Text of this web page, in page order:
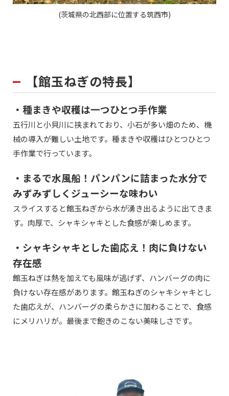
(茨城県の北西部に位置する筑西市)
【館玉ねぎの特長】
・種まきや収穫は一つひとつ手作業
五行川と小貝川に挟まれており、小石が多い畑のため、機
械の導入が難しい土地です。種まきや収穫はひとつひとつ
手作業で行っています。
・まるで水風船！パンパンに詰まった水分で
みずみずしくジューシーな味わい
スライスすると館玉ねぎから水が湧き出るように出てきま
す。肉厚で、シャキシャキとした食感が楽しめます。
・シャキシャキとした歯応え！肉に負けない
存在感
館玉ねぎは熱を加えても風味が逃げず、ハンバーグの肉に
負けない存在感があります。館玉ねぎのシャキシャキとし
た歯応えが、ハンバーグの柔らかさに加わることで、食感
にメリハリが。最後まで飽きのこない美味しさです。